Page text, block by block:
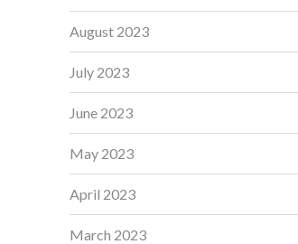
August 2023
July 2023
June 2023
May 2023
April 2023
March 2023